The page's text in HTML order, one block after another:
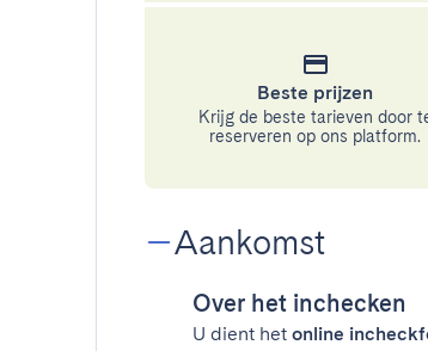
Beste prijzen
Krijg de beste tarieven door
reserveren op ons platform.
Aankomst
Over het inchecken
U dient het online